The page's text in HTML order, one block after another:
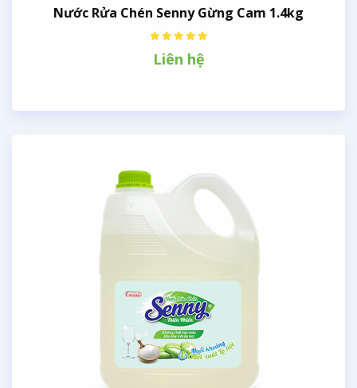
Nước Rửa Chén Senny Gừng Cam 1.4kg
Liên hệ